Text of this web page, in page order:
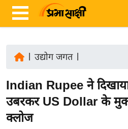
ज़ा
ख
र
उद्योग जगत|
Indian Rupee ने
उबरकर US Dollar के
क्लोज